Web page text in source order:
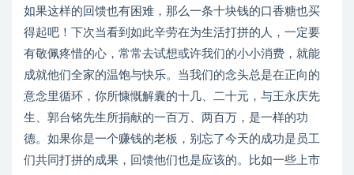
如果这样的回馈也有困难，那么一条十块钱的口香糖也买
得起吧！下次当看到如此辛劳在为生活打拼的人，一定要
有敬佩疼惜的心，常常去试想或许我们的小小消费，就能
成就他们全家的温饱与快乐。当我们的念头总是在正向的
意念里循环，你所慷慨解囊的十几、二十元，与王永庆先
生、郭台铭先生所捐献的一百万、两百万，是一样的功
德。如果你是一个赚钱的老板，别忘了今天的成功是员工
们共同打拼的成果，回馈他们也是应该的。比如一些上市